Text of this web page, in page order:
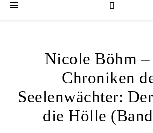
Nicole Böhm
Chroniken
Seelenwächter:
die Hölle